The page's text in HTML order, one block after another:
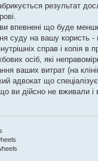
результат
впевнені що буде
суду на вашу користь -
справ і копія
осіб, які
ваших витрат (на
адвокат що
ви дійсно не вживали і